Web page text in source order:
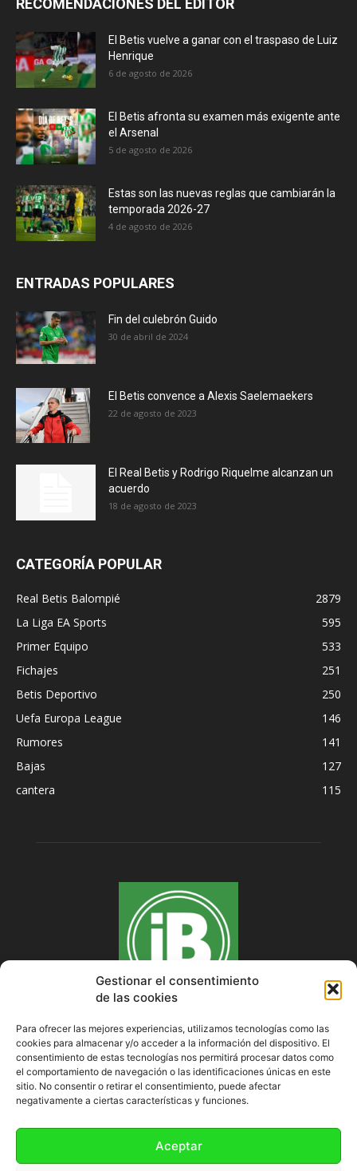
Gestionar el consentimiento
de las cookies
Para ofrecer las mejores experiencias, utilizamos tecnologías como las
cookies para almacenar y/o acceder a la información del dispositivo. El
consentimiento de estas tecnologías nos permitirá procesar datos como
el comportamiento de navegación o las identificaciones únicas en este
sitio. No consentir o retirar el consentimiento, puede afectar
negativamente a ciertas características y funciones.
Aceptar
El Betis vuelve a ganar con el traspaso de Luiz
Henrique
6 de agosto de 2026
El Betis afronta su examen más exigente ante
el Arsenal
5 de agosto de 2026
Estas son las nuevas reglas que cambiarán la
temporada 2026-27
4 de agosto de 2026
ENTRADAS POPULARES
Fin del culebrón Guido
30 de abril de 2024
El Betis convence a Alexis Saelemaekers
22 de agosto de 2023
El Real Betis y Rodrigo Riquelme alcanzan un
acuerdo
18 de agosto de 2023
CATEGORÍA POPULAR
Real Betis Balompié
2879
La Liga EA Sports
595
Primer Equipo
533
Fichajes
251
Betis Deportivo
250
Uefa Europa League
146
Rumores
141
Bajas
127
cantera
115
SOBRE NOSOTROS